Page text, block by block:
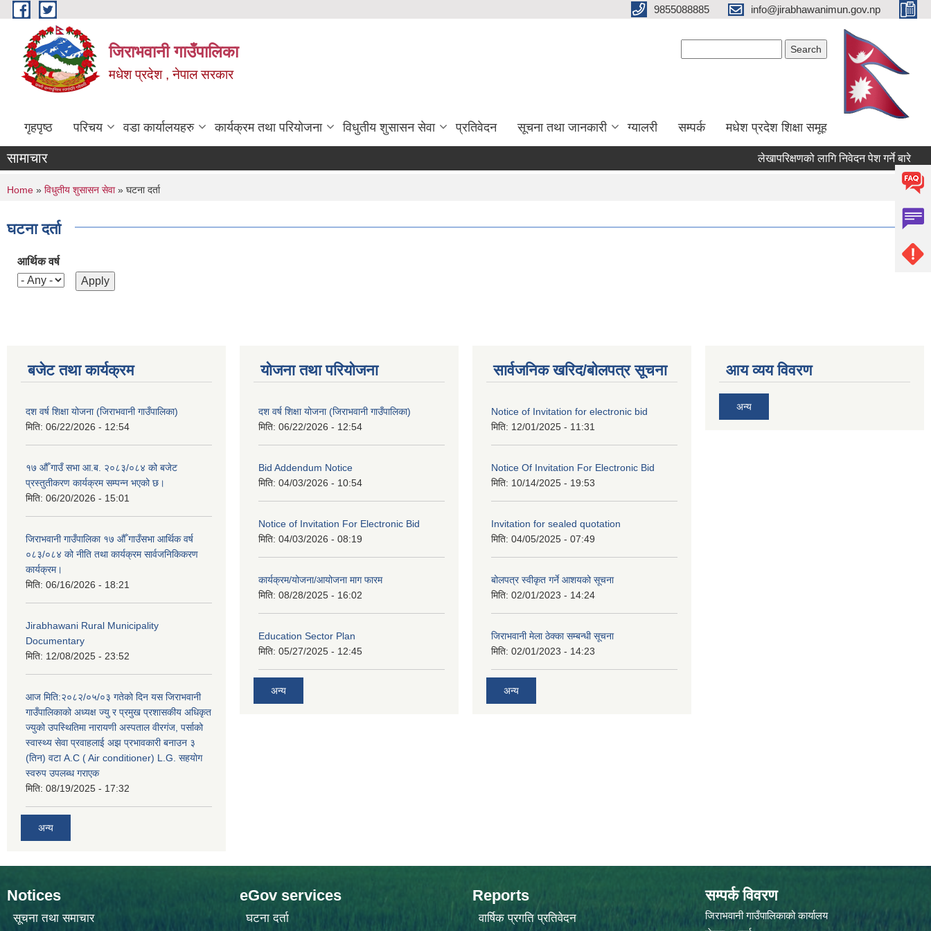
Skip to main content 9855088885 info@jirabhawanimun.gov.np
जिराभवानी गाउँपालिका
मधेश प्रदेश , नेपाल सरकार
गृहपृष्ठ परिचय वडा कार्यालयहरु कार्यक्रम तथा परियोजना विधुतीय शुसासन सेवा प्रतिवेदन सूचना तथा जानकारी ग्यालरी सम्पर्क मधेश प्रदेश शिक्षा समूह
सामाचार लेखापरिक्षणको लागि निवेदन पेश गर्ने बारे
You are here
Home » विधुतीय शुसासन सेवा» घटना दर्ता
घटना दर्ता
आर्थिक वर्ष
बजेट तथा कार्यक्रम
दश वर्ष शिक्षा योजना (जिराभवानी गाउँपालिका)
मिति: 06/22/2026 - 12:54
१७ औँ गाउँ सभा आ.ब. २०८३/०८४ को बजेट
प्रस्तुतीकरण कार्यक्रम सम्पन्न भएको छ।
मिति: 06/20/2026 - 15:01
जिराभवानी गाउँपालिका १७ औँ गाउँसभा आर्थिक वर्ष
०८३/०८४ को नीति तथा कार्यक्रम सार्वजनिकिकरण
कार्यक्रम।
मिति: 06/16/2026 - 18:21
Jirabhawani Rural Municipality
Documentary
मिति: 12/08/2025 - 23:52
आज मिति:२०८२/०५/०३ गतेको दिन यस जिराभवानी
गाउँपालिकाको अध्यक्ष ज्यु र प्रमुख प्रशासकीय अधिकृत
ज्युको उपस्थितिमा नारायणी अस्पताल वीरगंज, पर्साको
स्वास्थ्य सेवा प्रवाहलाई अझ प्रभावकारी बनाउन ३
(तिन) वटा A.C ( Air conditioner) L.G. सहयाेग
स्वरुप उपलब्ध गराएक
मिति: 08/19/2025 - 17:32
अन्य
योजना तथा परियोजना
दश वर्ष शिक्षा योजना (जिराभवानी गाउँपालिका)
मिति: 06/22/2026 - 12:54
Bid Addendum Notice
मिति: 04/03/2026 - 10:54
Notice of Invitation For Electronic Bid
मिति: 04/03/2026 - 08:19
कार्यक्रम/योजना/आयोजना माग फारम
मिति: 08/28/2025 - 16:02
Education Sector Plan
मिति: 05/27/2025 - 12:45
अन्य
सार्वजनिक खरिद/बोलपत्र सूचना
Notice of Invitation for electronic bid
मिति: 12/01/2025 - 11:31
Notice Of Invitation For Electronic Bid
मिति: 10/14/2025 - 19:53
Invitation for sealed quotation
मिति: 04/05/2025 - 07:49
बोलपत्र स्वीकृत गर्ने आशयको सूचना
मिति: 02/01/2023 - 14:24
जिराभवानी मेला ठेक्का सम्बन्धी सूचना
मिति: 02/01/2023 - 14:23
अन्य
आय व्यय विवरण
अन्य
Notices
सूचना तथा समाचार
eGov services
घटना दर्ता
Reports
वार्षिक प्रगति प्रतिवेदन
सम्पर्क विवरण
जिराभवानी गाउँपालिकाको कार्यालय